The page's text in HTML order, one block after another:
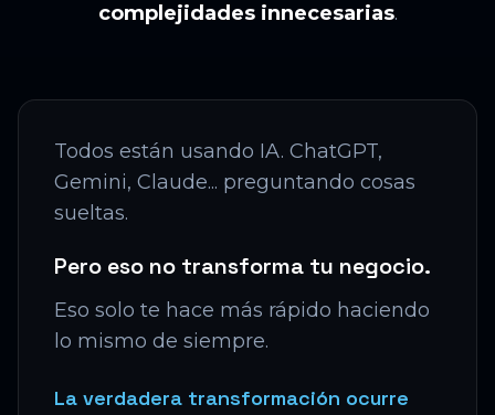
complejidades innecesarias.
Todos están usando IA. ChatGPT,
Gemini, Claude... preguntando cosas
sueltas.
Pero eso no transforma tu negocio.
Eso solo te hace más rápido haciendo
lo mismo de siempre.
La verdadera transformación ocurre